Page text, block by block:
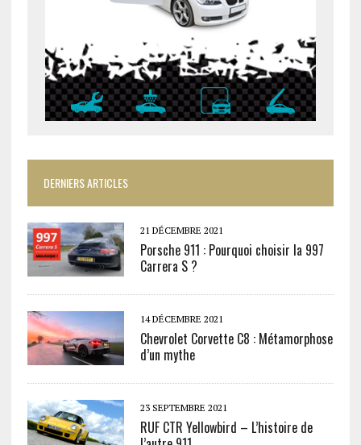
DERNIERS ARTICLES
21 DÉCEMBRE 2021
Porsche 911 : Pourquoi choisir la 997
Carrera S ?
14 DÉCEMBRE 2021
Chevrolet Corvette C8 : Métamorphose
d’un mythe
23 SEPTEMBRE 2021
RUF CTR Yellowbird – L’histoire de